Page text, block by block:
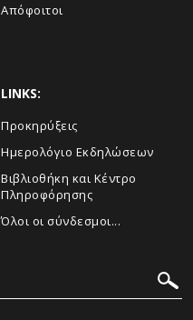
Απόφοιτοι
LINKS:
Προκηρύξεις
Ημερολόγιο Εκδηλώσεων
Βιβλιοθήκη και Κέντρο
Πληροφόρησης
Όλοι οι σύνδεσμοι...